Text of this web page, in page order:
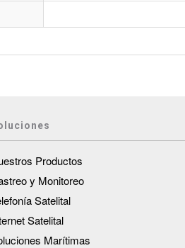
Productos
y Monitoreo
Satelital
Satelital
Marítimas